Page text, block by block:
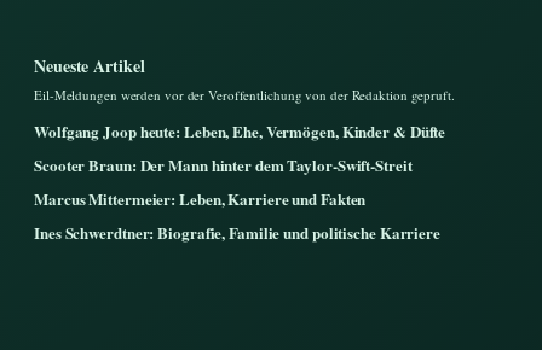
Neueste Artikel
Eil-Meldungen werden vor der Veroffentlichung von der Redaktion gepruft.
Wolfgang Joop heute: Leben, Ehe, Vermögen, Kinder & Düfte
Scooter Braun: Der Mann hinter dem Taylor-Swift-Streit
Marcus Mittermeier: Leben, Karriere und Fakten
Ines Schwerdtner: Biografie, Familie und politische Karriere